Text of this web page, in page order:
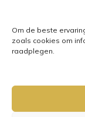
Om de beste
zoals cookies om
raadplegen.